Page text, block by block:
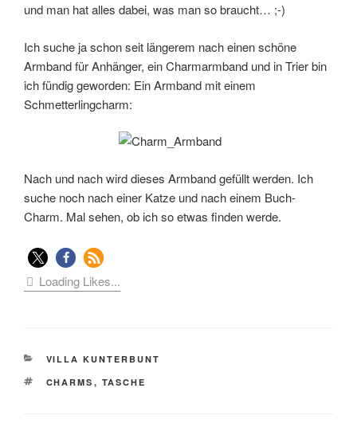
und man hat alles dabei, was man so braucht… ;-)
Ich suche ja schon seit längerem nach einen schöne
Armband für Anhänger, ein Charmarmband und in Trier bin
ich fündig geworden: Ein Armband mit einem
Schmetterlingcharm:
Nach und nach wird dieses Armband gefüllt werden. Ich
suche noch nach einer Katze und nach einem Buch-
Charm. Mal sehen, ob ich so etwas finden werde.
Loading Likes...
KATEGORIEN
VILLA KUNTERBUNT
SCHLAGWÖRTER
CHARMS , TASCHE